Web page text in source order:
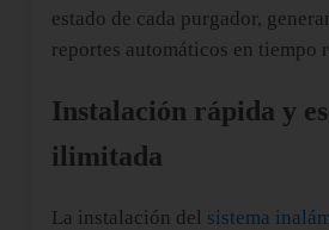
estado de cada purgador,
reportes automáticos en tiempo
Instalación rápida y
ilimitada
La instalación del sistema